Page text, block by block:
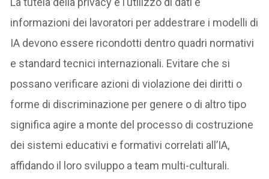
informazioni dei lavoratori per addestrare i modelli di
IA devono essere ricondotti dentro quadri normativi
e standard tecnici internazionali. Evitare che si
possano verificare azioni di violazione dei diritti o
forme di discriminazione per genere o di altro tipo
significa agire a monte del processo di costruzione
dei sistemi educativi e formativi correlati all’IA,
affidando il loro sviluppo a team multi-culturali.